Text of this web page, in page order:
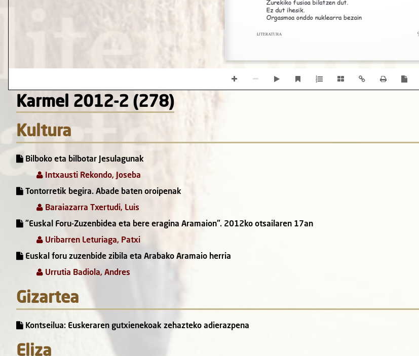
Karmel 2012-2 (278)
Kultura
Bilboko eta bilbotar Jesulagunak
Intxausti Rekondo, Joseba
Tontorretik begira. Abade baten oroipenak
Baraiazarra Txertudi, Luis
"Euskal Foru-Zuzenbidea eta bere eragina Aramaion". 2012ko otsailaren 17an
Uribarren Leturiaga, Patxi
Euskal foru zuzenbide zibila eta Arabako Aramaio herria
Urrutia Badiola, Andres
Gizartea
Kontseilua: Euskeraren gutxienekoak zehazteko adierazpena
Eliza